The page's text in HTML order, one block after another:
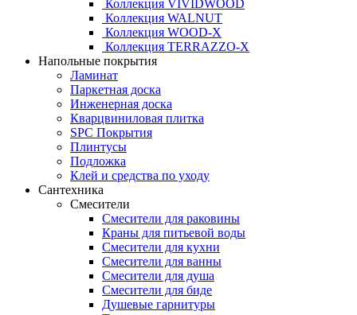
Коллекция VIVIDWOOD
Коллекция WALNUT
Коллекция WOOD-X
Коллекция ТЕRRАZZO-X
Напольные покрытия
Ламинат
Паркетная доска
Инженерная доска
Кварцвиниловая плитка
SPC Покрытия
Плинтусы
Подложка
Клей и средства по уходу
Сантехника
Смесители
Смесители для раковины
Краны для питьевой воды
Смесители для кухни
Смесители для ванны
Смесители для душа
Смесители для биде
Душевые гарнитуры